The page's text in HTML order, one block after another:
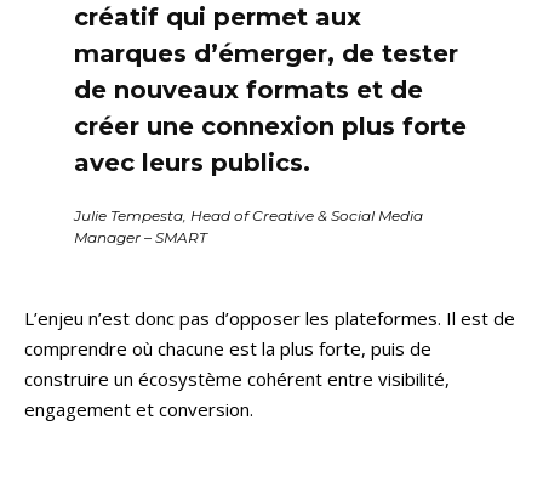
créatif qui permet aux
marques d’émerger, de tester
de nouveaux formats et de
créer une connexion plus forte
avec leurs publics.
Julie Tempesta, Head of Creative & Social Media
Manager – SMART
L’enjeu n’est donc pas d’opposer les plateformes. Il est de
comprendre où chacune est la plus forte, puis de
construire un écosystème cohérent entre visibilité,
engagement et conversion.